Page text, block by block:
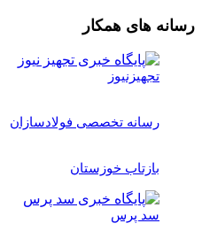
رسانه های همکار
تجهیزنیوز
رسانه تخصصی فولادسازان
بازتاب خوزستان
سد پرس